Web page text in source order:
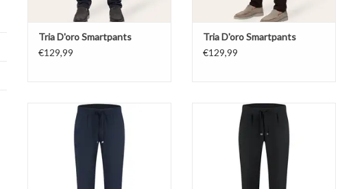
Tria D'oro Smartpants
€129,99
Tria D'oro Smartpants
€129,99
Malelions Technical Chino
TOEVOEGEN AAN WINKELWAGEN
Malelions Technical Chino
TOEVOEGEN AAN WINKELWAGEN